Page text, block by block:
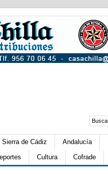
Sierra de Cádiz Andalucía
Cultura Cofrade